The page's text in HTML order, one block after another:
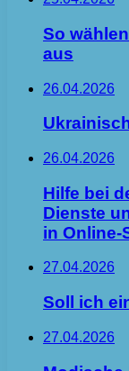
So
aus
26.04.2026
26.04.2026
Hilfe bei
Dienste
in Online-
27.04.2026
Soll ich
27.04.2026